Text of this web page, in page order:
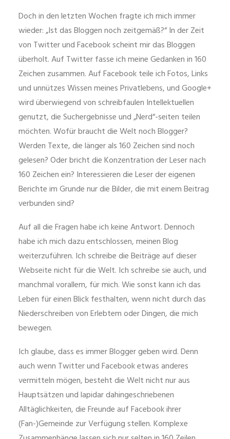
Doch in den letzten Wochen fragte ich mich immer
wieder: „Ist das Bloggen noch zeitgemäß?“ In der Zeit
von Twitter und Facebook scheint mir das Bloggen
überholt. Auf Twitter fasse ich meine Gedanken in 160
Zeichen zusammen. Auf Facebook teile ich Fotos, Links
und unnützes Wissen meines Privatlebens, und Google+
wird überwiegend von schreibfaulen Intellektuellen
genutzt, die Suchergebnisse und „Nerd“-seiten teilen
möchten. Wofür braucht die Welt noch Blogger?
Werden Texte, die länger als 160 Zeichen sind noch
gelesen? Oder bricht die Konzentration der Leser nach
160 Zeichen ein? Interessieren die Leser der eigenen
Berichte im Grunde nur die Bilder, die mit einem Beitrag
verbunden sind?
Auf all die Fragen habe ich keine Antwort. Dennoch
habe ich mich dazu entschlossen, meinen Blog
weiterzuführen. Ich schreibe die Beiträge auf dieser
Webseite nicht für die Welt. Ich schreibe sie auch, und
manchmal vorallem, für mich. Wie sonst kann ich das
Leben für einen Blick festhalten, wenn nicht durch das
Niederschreiben von Erlebtem oder Dingen, die mich
bewegen.
Ich glaube, dass es immer Blogger geben wird. Denn
auch wenn Twitter und Facebook etwas anderes
vermitteln mögen, besteht die Welt nicht nur aus
Hauptsätzen und lapidar dahingeschriebenen
Alltäglichkeiten, die Freunde auf Facebook ihrer
(Fan-)Gemeinde zur Verfügung stellen. Komplexe